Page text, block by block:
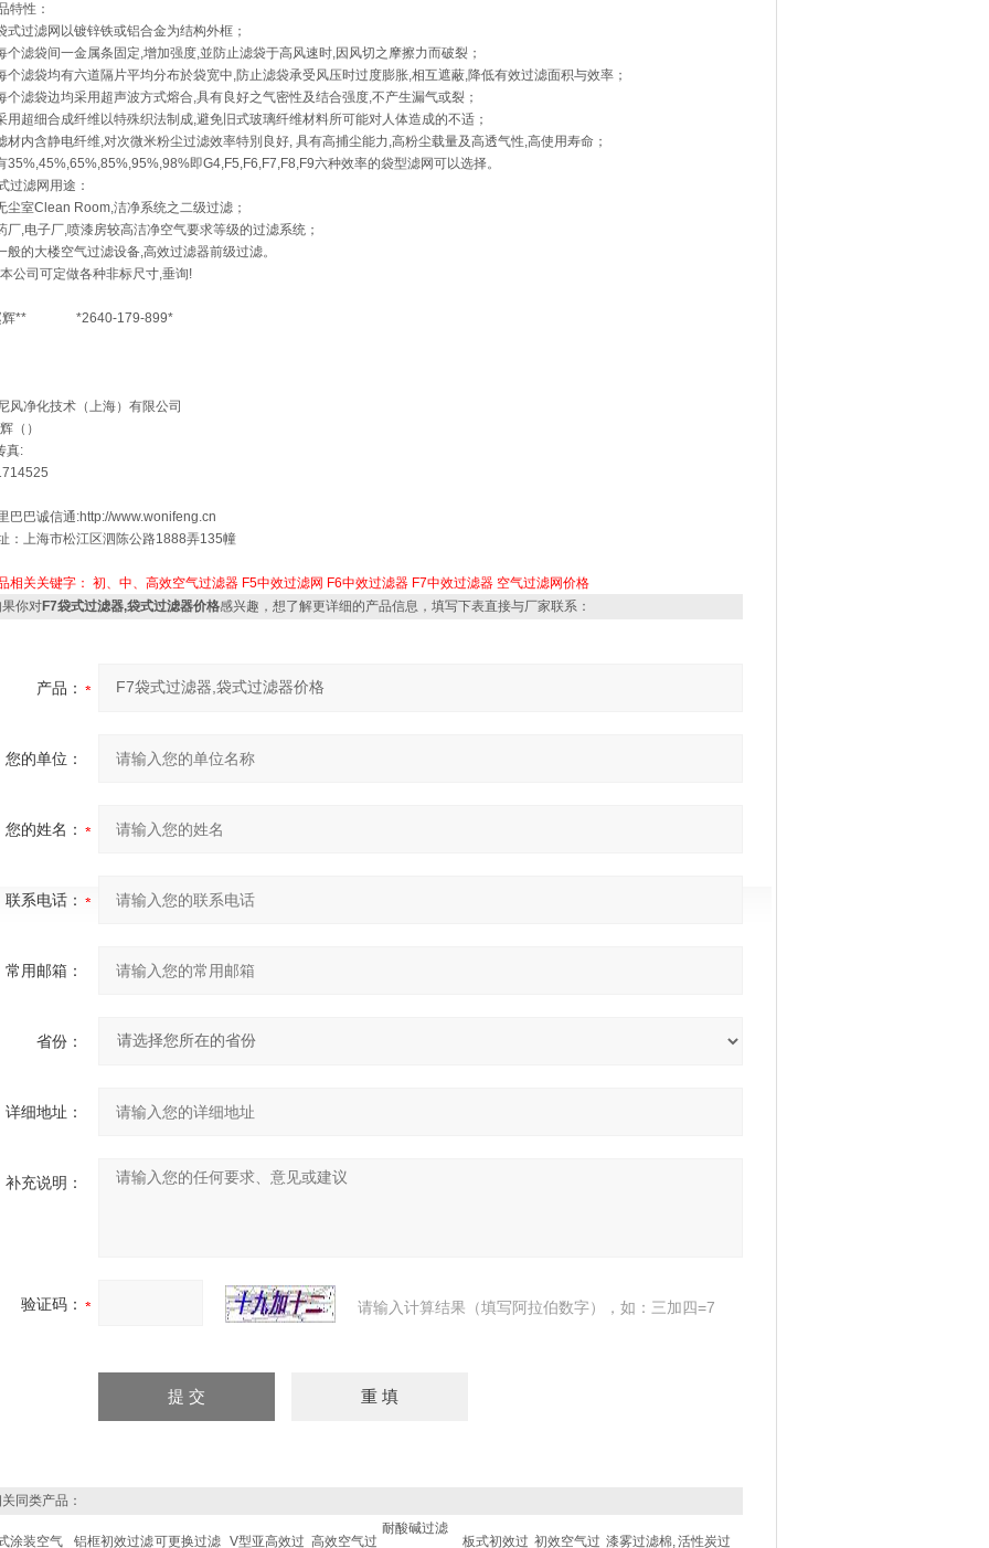
特性：
式过滤网以镀锌铁或铝合金为结构外框；
个滤袋间一金属条固定,增加强度,並防止滤袋于高风速时,因风切之摩擦力而破裂；
个滤袋均有六道隔片平均分布於袋宽中,防止滤袋承受风压时过度膨胀,相互遮蔽,降低有效过滤面积与效率；
个滤袋边均采用超声波方式熔合,具有良好之气密性及结合强度,不产生漏气或裂；
用超细合成纤维以特殊织法制成,避免旧式玻璃纤维材料所可能对人体造成的不适；
材内含静电纤维,对次微米粉尘过滤效率特別良好, 具有高捕尘能力,高粉尘载量及高透气性,高使用寿命；
35%,45%,65%,85%,95%,98%即G4,F5,F6,F7,F8,F9六种效率的袋型滤网可以选择。
过滤网用途：
尘室Clean Room,洁净系统之二级过滤；
厂,电子厂,喷漆房较高洁净空气要求等级的过滤系统；
般的大楼空气过滤设备,高效过滤器前级过滤。
公司可定做各种非标尺寸,垂询!
辉** *2640-179-899*
风净化技术（上海）有限公司
（）
真:
巴巴诚信通:http://www.wonifeng.cn
：上海市松江区泗陈公路1888弄135幢
相关关键字： 初、中、高效空气过滤器 F5中效过滤网 F6中效过滤器 F7中效过滤器 空气过滤网价格
你对F7袋式过滤器,袋式过滤器价格感兴趣，想了解更详细的产品信息，填写下表直接与厂家联系：
产品：
您的单位：
您的姓名：
联系电话：
常用邮箱：
省份：
详细地址：
补充说明：
验证码： 请输入计算结果（填写阿拉伯数字），如：三加四=7
同类产品：
涂装空气 铝框初效过滤可更换过滤 V型亚高效过 高效空气过
耐酸碱过滤
板式初效过 初效空气过 漆雾过滤棉,活性炭过